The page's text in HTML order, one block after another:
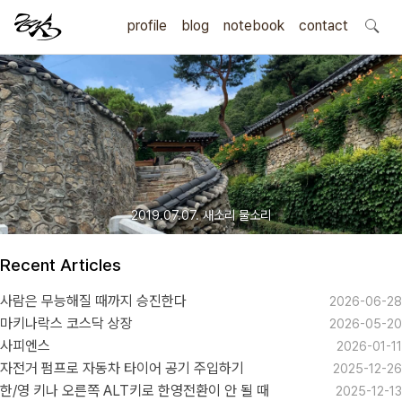
profile blog notebook contact
search
2019.07.07. 새소리 물소리
Recent Articles
사람은 무능해질 때까지 승진한다 2026-06-28
마키나락스 코스닥 상장 2026-05-20
사피엔스 2026-01-11
자전거 펌프로 자동차 타이어 공기 주입하기 2025-12-26
한/영 키나 오른쪽 ALT키로 한영전환이 안 될 때 2025-12-13